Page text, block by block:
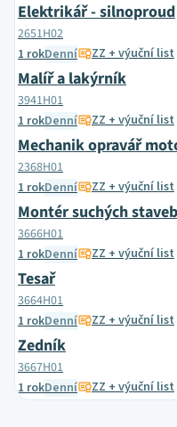
Elektrikář - silnoproud
2651H02
1 rokDenní ZZ + výuční list
Malíř a lakýrník
3941H01
1 rokDenní ZZ + výuční list
Mechanik opravář
2368H01
1 rokDenní ZZ + výuční list
Montér suchých staveb
3666H01
1 rokDenní ZZ + výuční list
Tesař
3664H01
1 rokDenní ZZ + výuční list
Zedník
3667H01
1 rokDenní ZZ + výuční list